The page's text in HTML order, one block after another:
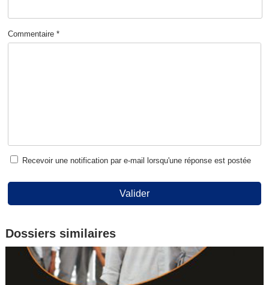
Commentaire *
Recevoir une notification par e-mail lorsqu'une réponse est postée
Valider
Dossiers similaires